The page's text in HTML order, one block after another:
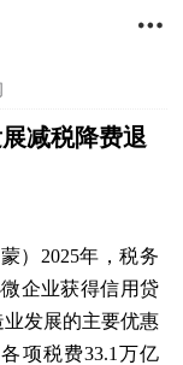

减税降费退
） 2025年 ，税务
企业获得信用贷
发展的主要优惠
项税费33.1万亿